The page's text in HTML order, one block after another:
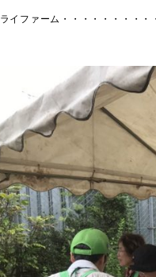
イファーム・・・・・・・・